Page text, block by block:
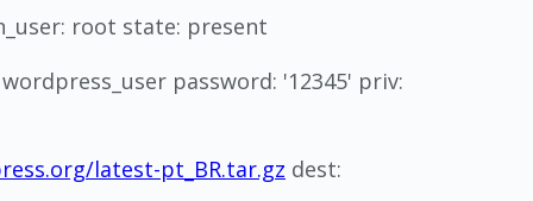
root state: present
password: '12345' priv:
latest-pt_BR.tar.gz dest: